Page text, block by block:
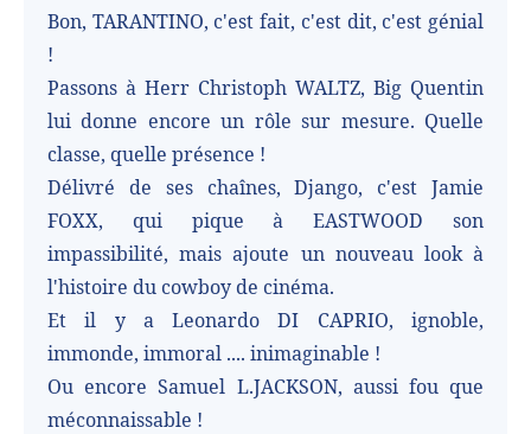
Bon, TARANTINO, c'est fait, c'est dit, c'est génial
!
Passons à Herr Christoph WALTZ, Big Quentin
lui donne encore un rôle sur mesure. Quelle
classe, quelle présence !
Délivré de ses chaînes, Django, c'est Jamie
FOXX, qui pique à EASTWOOD son
impassibilité, mais ajoute un nouveau look à
l'histoire du cowboy de cinéma.
Et il y a Leonardo DI CAPRIO, ignoble,
immonde, immoral .... inimaginable !
Ou encore Samuel L.JACKSON, aussi fou que
méconnaissable !